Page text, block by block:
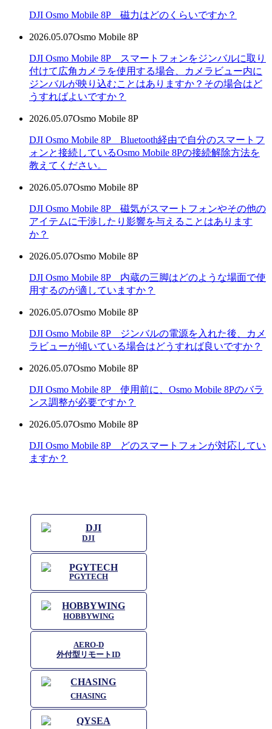
DJI Osmo Mobile 8P 磁力はどのくらいですか？
2026.05.07Osmo Mobile 8P
DJI Osmo Mobile 8P スマートフォンをジンバルに取り
付けて広角カメラを使用する場合、カメラビュー内に
ジンバルが映り込むことはありますか？その場合はど
うすればよいですか？
2026.05.07Osmo Mobile 8P
DJI Osmo Mobile 8P Bluetooth経由で自分のスマートフ
ォンと接続しているOsmo Mobile 8Pの接続解除方法を
教えてください。
2026.05.07Osmo Mobile 8P
DJI Osmo Mobile 8P 磁気がスマートフォンやその他の
アイテムに干渉したり影響を与えることはあります
か？
2026.05.07Osmo Mobile 8P
DJI Osmo Mobile 8P 内蔵の三脚はどのような場面で使
用するのが適していますか？
2026.05.07Osmo Mobile 8P
DJI Osmo Mobile 8P ジンバルの電源を入れた後、カメ
ラビューが傾いている場合はどうすれば良いですか？
2026.05.07Osmo Mobile 8P
DJI Osmo Mobile 8P 使用前に、Osmo Mobile 8Pのバラ
ンス調整が必要ですか？
2026.05.07Osmo Mobile 8P
DJI Osmo Mobile 8P どのスマートフォンが対応してい
ますか？
DJI
PGYTECH
HOBBYWING
AERO-D
外付型リモートID
CHASING